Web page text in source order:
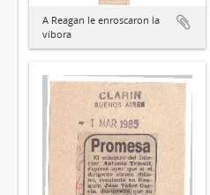
A Reagan le enroscaron la
víbora